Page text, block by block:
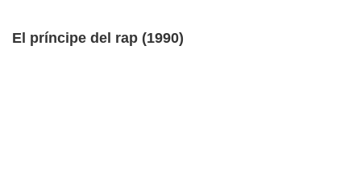
El príncipe del rap (1990)